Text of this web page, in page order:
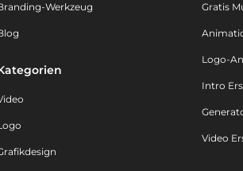
Werkzeug Gratis
Logo-
Intro
Video